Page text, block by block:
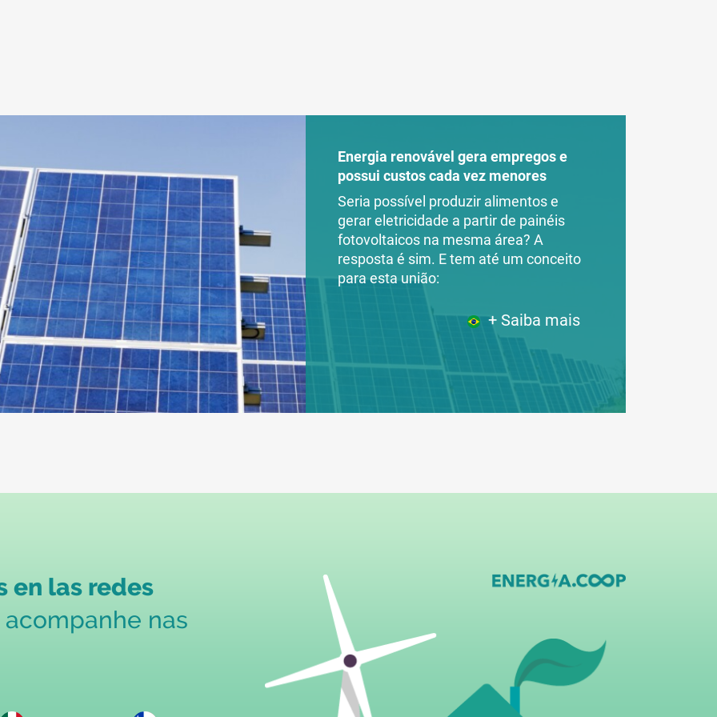
Energia renovável gera empregos e
possui custos cada vez menores
Seria possível produzir alimentos e
gerar eletricidade a partir de painéis
fotovoltaicos na mesma área? A
resposta é sim. E tem até um conceito
para esta união:
+ Saiba mais
en las redes
nas